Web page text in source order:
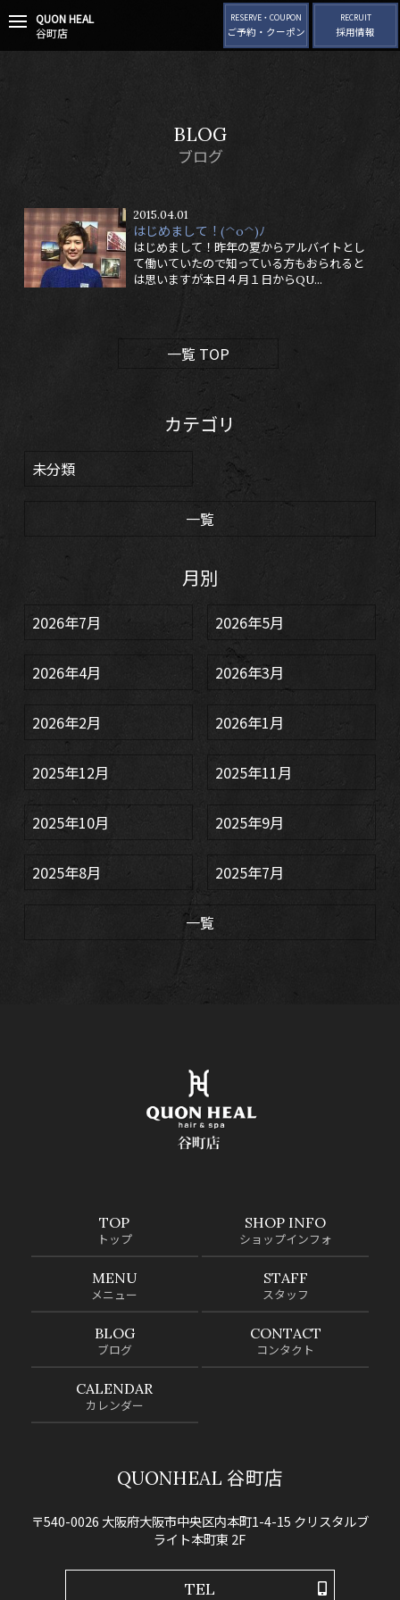
QUON HEAL
谷町店
RESERVE・COUPON
ご予約・クーポン
RECRUIT
採用情報
BLOG
ブログ
2015.04.01
はじめまして！(^o^)ﾉ
はじめまして！昨年の夏からアルバイトとし
て働いていたので知っている方もおられると
は思いますが本日４月１日からQU...
一覧 TOP
カテゴリ
未分類
一覧
月別
2026年7月 2026年5月
2026年4月 2026年3月
2026年2月 2026年1月
2025年12月 2025年11月
2025年10月 2025年9月
2025年8月 2025年7月
一覧
TOP
トップ
SHOP INFO
ショップインフォ
MENU
メニュー
STAFF
スタッフ
BLOG
ブログ
CONTACT
コンタクト
CALENDAR
カレンダー
QUONHEAL 谷町店
〒540-0026 大阪府大阪市中央区内本町1-4-15 クリスタルブ
ライト本町東 2F
TEL
t
g
a
o
n